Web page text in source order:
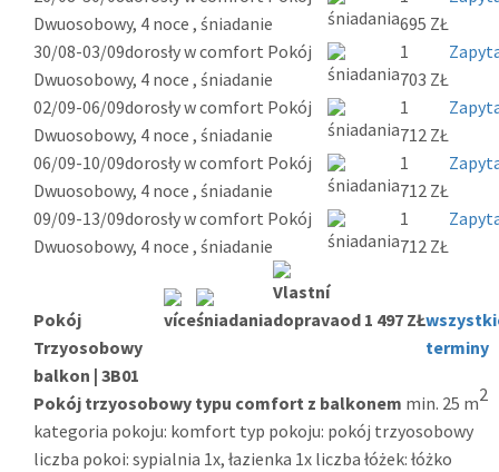
Dwuosobowy, 4 noce , śniadanie
695 ZŁ
30/08-03/09dorosły w comfort Pokój
Dwuosobowy, 4 noce , śniadanie
1
703 ZŁ
02/09-06/09dorosły w comfort Pokój
Dwuosobowy, 4 noce , śniadanie
1
712 ZŁ
06/09-10/09dorosły w comfort Pokój
Dwuosobowy, 4 noce , śniadanie
1
712 ZŁ
09/09-13/09dorosły w comfort Pokój
Dwuosobowy, 4 noce , śniadanie
1
712 ZŁ
Pokój
Trzyosobowy
balkon | 3B01
od 1 497 ZŁ
terminy
Pokój trzyosobowy typu comfort z balkonem min. 25 m2
kategoria pokoju: komfort typ pokoju: pokój trzyosobowy
liczba pokoi: sypialnia 1x, łazienka 1x liczba łóżek: łóżko